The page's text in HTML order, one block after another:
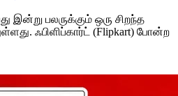
இன்று பலருக்கும் ஒரு சிறந்த
ஃபிளிப்கார்ட் (Flipkart) போன்ற